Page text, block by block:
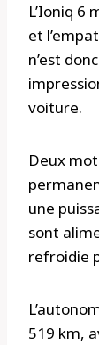
L’Ioniq 6
et
n’est
voiture.
Deux
une
sont
refroidie
519 km,